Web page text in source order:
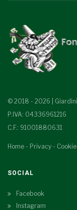
© 2018 - 2026 |
P.IVA: 04336961216
C.F.: 91001880631
Home - Privacy - Cookie
SOCIAL
Facebook
Instagram